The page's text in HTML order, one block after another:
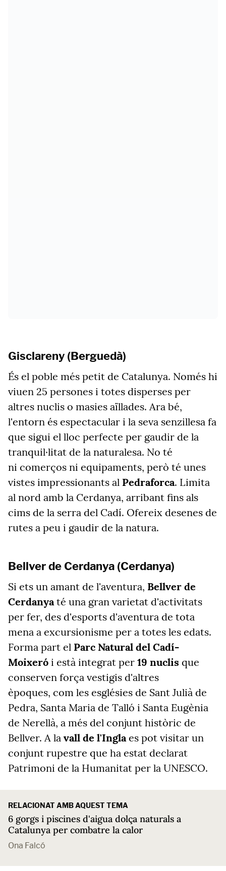
Gisclareny (Berguedà)
És el poble més petit de Catalunya. Només hi
viuen 25 persones i totes disperses per
altres nuclis o masies aïllades. Ara bé,
l'entorn és espectacular i la seva senzillesa fa
que sigui el lloc perfecte per gaudir de la
tranquil·litat de la naturalesa. No té
ni comerços ni equipaments, però té unes
vistes impressionants al Pedraforca. Limita
al nord amb la Cerdanya, arribant fins als
cims de la serra del Cadí. Ofereix desenes de
rutes a peu i gaudir de la natura.
Bellver de Cerdanya (Cerdanya)
Si ets un amant de l'aventura, Bellver de
Cerdanyaté una gran varietat d'activitats
per fer, des d'esports d'aventura de tota
mena a excursionisme per a totes les edats.
Forma part el Parc Natural del Cadí-
Moixeró i està integrat per 19 nuclis que
conserven força vestigis d'altres
èpoques, com les esglésies de Sant Julià de
Pedra, Santa Maria de Talló i Santa Eugènia
de Nerellà, a més del conjunt històric de
Bellver. A la vall de l'Inglaes pot visitar un
conjunt rupestre que ha estat declarat
Patrimoni de la Humanitat per la UNESCO.
RELACIONAT AMB AQUEST TEMA
6 gorgs i piscines d'aigua dolça naturals a
Catalunya per combatre la calor
Ona Falcó